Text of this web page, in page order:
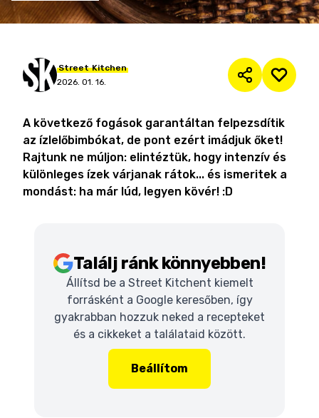
Street Kitchen
2026. 01. 16.
A következő fogások garantáltan felpezsdítik
az ízlelőbimbókat, de pont ezért imádjuk őket!
Rajtunk ne múljon: elintéztük, hogy intenzív és
különleges ízek várjanak rátok... és ismeritek a
mondást: ha már lúd, legyen kövér! :D
Találj ránk könnyebben!
Állítsd be a Street Kitchent kiemelt
forrásként a Google keresőben, így
gyakrabban hozzuk neked a recepteket
és a cikkeket a találataid között.
Beállítom